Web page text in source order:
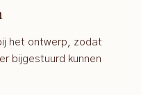
het ontwerp, zodat
bijgestuurd kunnen